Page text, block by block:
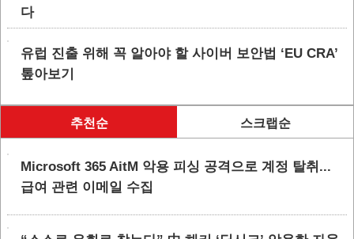
다
유럽 진출 위해 꼭 알아야 할 사이버 보안법 ‘EU CRA’
톺아보기
추천순 스크랩순
Microsoft 365 AitM 악용 피싱 공격으로 계정 탈취...
급여 관련 이메일 수집